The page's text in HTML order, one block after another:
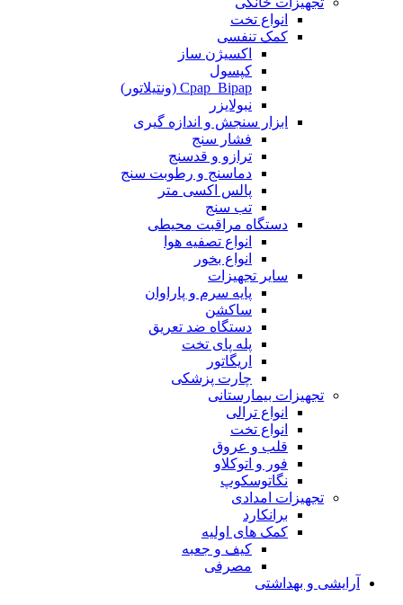
انواع تخت
کمک تنفسی
اکسیژن ساز
کپسول
Cpap_Bipap (ونتیلاتور)
نبولایزر
ابزار سنجش و اندازه گیری
فشار سنج
ترازو و قدسنج
دماسنج و رطوبت سنج
پالس اکسی متر
تب سنج
دستگاه مراقبت محیطی
انواع تصفیه هوا
انواع بخور
سایر تجهیزات
پایه سرم و پاراوان
ساکشن
دستگاه ضد تعریق
پله پای تخت
اریگاتور
چارت پزشکی
تجهیزات بیمارستانی
انواع ترالی
انواع تخت
قلب و عروق
فور و اتوکلاو
نگاتوسکوپ
تجهیزات امدادی
برانکارد
کمک های اولیه
کیف و جعبه
مصرفی
آرایشی و بهداشتی